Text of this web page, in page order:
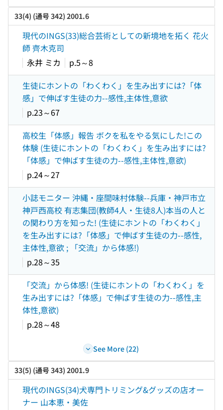
33(4) (通号 342) 2001.6
現代のINGS(33)総合芸術としての新境地を拓く 花火
師 齊木克司
永井 ミカ
p.5～8
生徒にホントの「わくわく」を生み出すには?「体
感」で伸ばす生徒の力--感性,主体性,意欲
p.23～67
高校生「体感」報告 ボクを私をやる気にした!この
体験 (生徒にホントの「わくわく」を生み出すには?
「体感」で伸ばす生徒の力--感性,主体性,意欲)
p.24～27
小誌モニター 沖縄・座間味村体験--兵庫・神戸市立
神戸西高校 有志集団(教師4人・生徒8人)本当の人と
の関わり方を知った! (生徒にホントの「わくわく」
を生み出すには?「体感」で伸ばす生徒の力--感性,
主体性,意欲 ; 「交流」から体感!)
p.28～35
「交流」から体感! (生徒にホントの「わくわく」を
生み出すには?「体感」で伸ばす生徒の力--感性,主
体性,意欲)
p.28～48
See More (22)
33(5) (通号 343) 2001.9
現代のINGS(34)犬専門トリミング&グッズの店オー
ナー 山本恵・美佐